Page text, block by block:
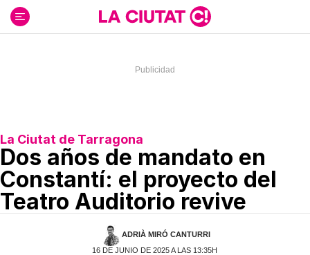
contenido
La Ciutat de Tarragona
Dos años de mandato en
Constantí: el proyecto del
Teatro Auditorio revive
ADRIÀ MIRÓ CANTURRI
16 DE JUNIO DE 2025 A LAS 13:35H